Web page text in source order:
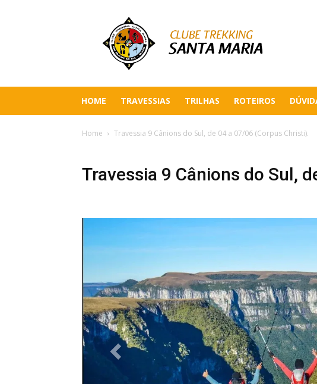
HOME TRAVESSIAS TRILHAS ROTEIROS
Home Travessia 9 Cânions do Sul, de 04 a 07/06 (Corpus Christi).
Travessia 9 Cânions do Sul,
Previous